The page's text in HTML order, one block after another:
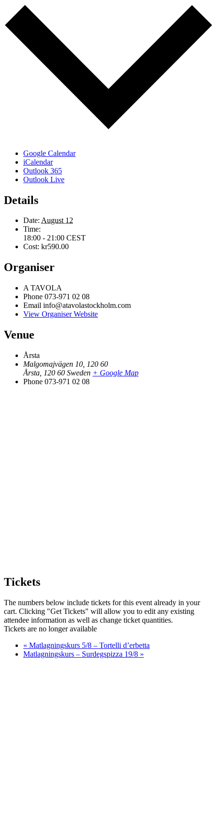
Google Calendar
iCalendar
Outlook 365
Outlook Live
Details
Date: August 12
Time:
18:00 - 21:00 CEST
Cost: kr590.00
Organiser
A TAVOLA
Phone 073-971 02 08
Email info@atavolastockholm.com
View Organiser Website
Venue
Årsta
Malgomajvägen 10, 120 60
Årsta 120 60 Sweden + Google Map
Phone 073-971 02 08
Tickets
The numbers below include tickets for this event already in your
cart. Clicking "Get Tickets" will allow you to edit any existing
attendee information as well as change ticket quantities.
Tickets are no longer available
« Matlagningskurs 5/8 – Tortelli d’erbetta
Matlagningskurs – Surdegspizza 19/8 »